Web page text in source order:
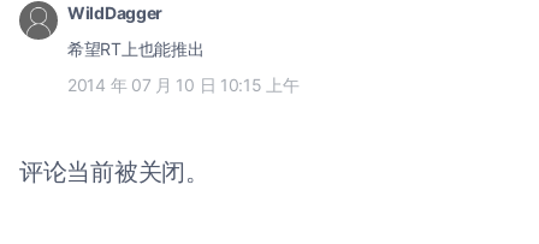
WildDagger
希望RT上也能推出
2014 年 07 月 10 日 10:15 上午
评论当前被关闭。